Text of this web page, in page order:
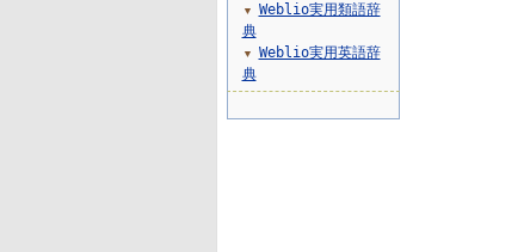
▼
Weblio実用類語辞
典
▼
Weblio実用英語辞
典